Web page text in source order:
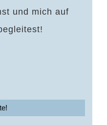
und mich auf